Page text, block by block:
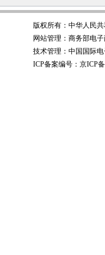
版权所有： 中华人民
网站管理： 商务部电
技术管理： 中国国际
ICP备案编号：京ICP